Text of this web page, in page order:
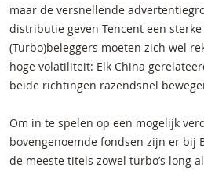
maar de versnellende
distributie geven Tencent een
(Turbo)beleggers moeten zich wel
hoge volatiliteit: Elk China
beide richtingen razendsnel
Om in te spelen op een mogelijk
bovengenoemde fondsen zijn er bij
de meeste titels zowel turbo’s long